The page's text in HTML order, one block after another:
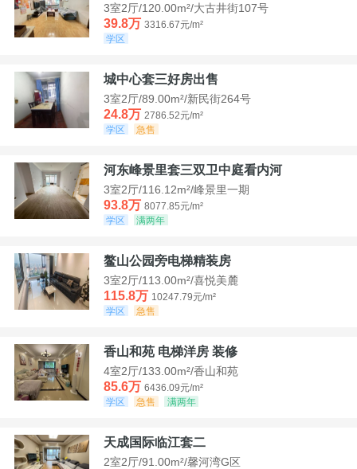
3室2厅/120.00m²/大古井街107号
39.8万 3316.67元/m²
学区
城中心套三好房出售
3室2厅/89.00m²/新民街264号
24.8万 2786.52元/m²
学区
急售
河东峰景里套三双卫中庭看内河
3室2厅/116.12m²/峰景里一期
93.8万 8077.85元/m²
学区
满两年
鳌山公园旁电梯精装房
3室2厅/113.00m²/喜悦美麓
115.8万 10247.79元/m²
学区
急售
香山和苑 电梯洋房 装修
4室2厅/133.00m²/香山和苑
85.6万 6436.09元/m²
学区
急售 满两年
天成国际临江套二
2室2厅/91.00m²/馨河湾G区